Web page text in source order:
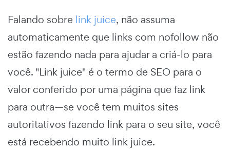
Falando sobre link juice, não assuma
automaticamente que links com nofollow não
estão fazendo nada para ajudar a criá-lo para
você. "Link juice" é o termo de SEO para o
valor conferido por uma página que faz link
para outra—se você tem muitos sites
autoritativos fazendo link para o seu site, você
está recebendo muito link juice.